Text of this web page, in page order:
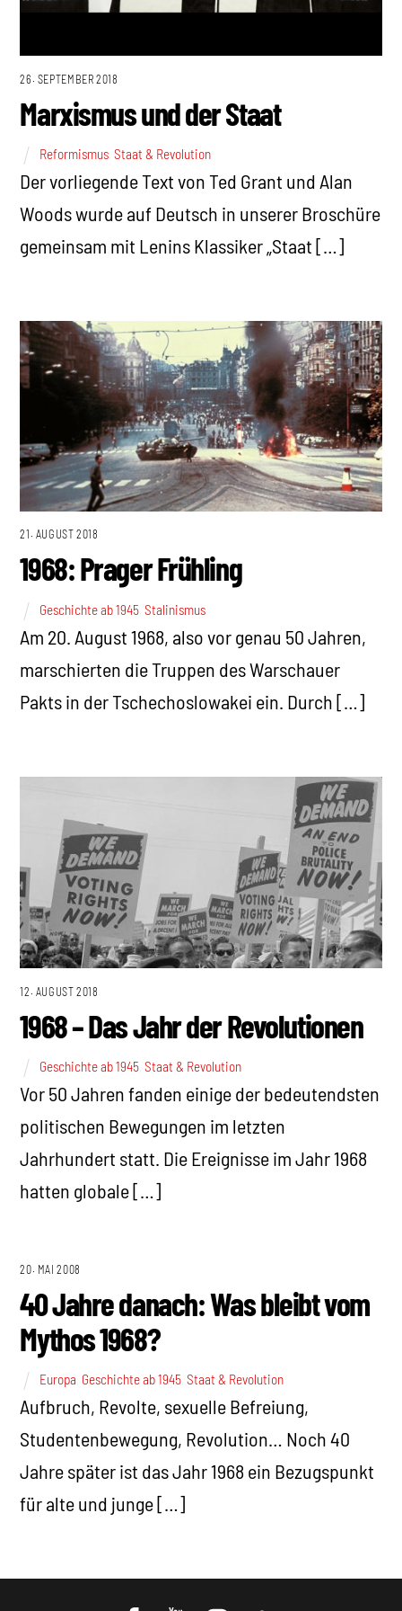
26. SEPTEMBER 2018
Marxismus und der Staat
Reformismus ,Staat & Revolution
Der vorliegende Text von Ted Grant und Alan
Woods wurde auf Deutsch in unserer Broschüre
gemeinsam mit Lenins Klassiker „Staat […]
21. AUGUST 2018
1968: Prager Frühling
Geschichte ab 1945 ,Stalinismus
Am 20. August 1968, also vor genau 50 Jahren,
marschierten die Truppen des Warschauer
Pakts in der Tschechoslowakei ein. Durch […]
12. AUGUST 2018
1968 – Das Jahr der Revolutionen
Geschichte ab 1945 ,Staat & Revolution
Vor 50 Jahren fanden einige der bedeutendsten
politischen Bewegungen im letzten
Jahrhundert statt. Die Ereignisse im Jahr 1968
hatten globale […]
20. MAI 2008
40 Jahre danach: Was bleibt vom
Mythos 1968?
Europa Geschichte ab 1945 ,Staat & Revolution
Aufbruch, Revolte, sexuelle Befreiung,
Studentenbewegung, Revolution… Noch 40
Jahre später ist das Jahr 1968 ein Bezugspunkt
für alte und junge […]